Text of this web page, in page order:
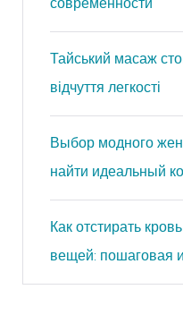
Тайський масаж
відчуття легкості
Выбор модного
найти идеальный
Как отстирать
вещей: пошаговая